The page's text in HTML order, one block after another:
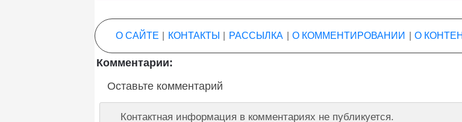
О САЙТЕ КОНТАКТЫ РАССЫЛКА О КОММЕНТИРОВАНИИ О
Комментарии:
Оставьте комментарий
Контактная информация в комментариях не публикуется.